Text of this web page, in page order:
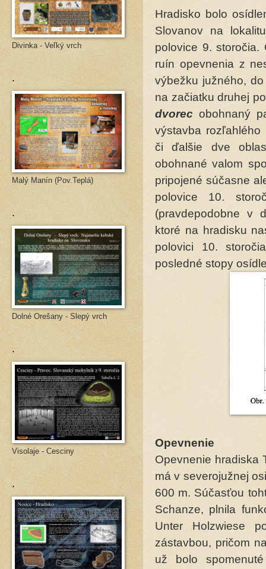
Hradisko bolo
Slovanov na
polovice 9. storočia.
ruín opevnenia z
výbežku južného,
na začiatku druhej
dvorec obohnaný
výstavba rozľahlého
či ďalšie dve
obohnané valom
pripojené súčasne
polovice 10.
(pravdepodobne v
ktoré na hradisku
polovici 10.
posledné stopy
Opevnenie
Opevnenie hradiska
má v severojužnej
600 m. Súčasťou
Schanze, plnila
Unter Holzwiese
zástavbou, pričom
už bolo
Divinka - Veľký vrch
.
Malý Manín (Pov.Teplá)
.
Dolné Orešany - Slepý vrch
.
Visolaje - Cesciny
.